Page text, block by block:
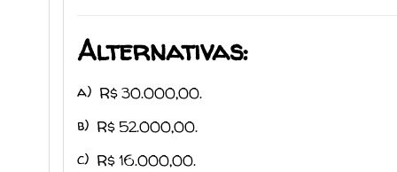
Alternativas:
a) R$ 30.000,00.
b) R$ 52.000,00.
c) R$ 16.000,00.